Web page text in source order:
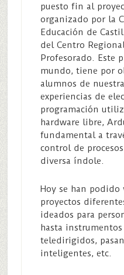
puesto fin al
organizado por la
Educación de
del Centro
Profesorado. Este
mundo, tiene por
alumnos de
experiencias de
programación
hardware libre,
fundamental a
control de
diversa índole.
Hoy se han podido
proyectos
ideados para
hasta
teledirigidos,
inteligentes, etc.